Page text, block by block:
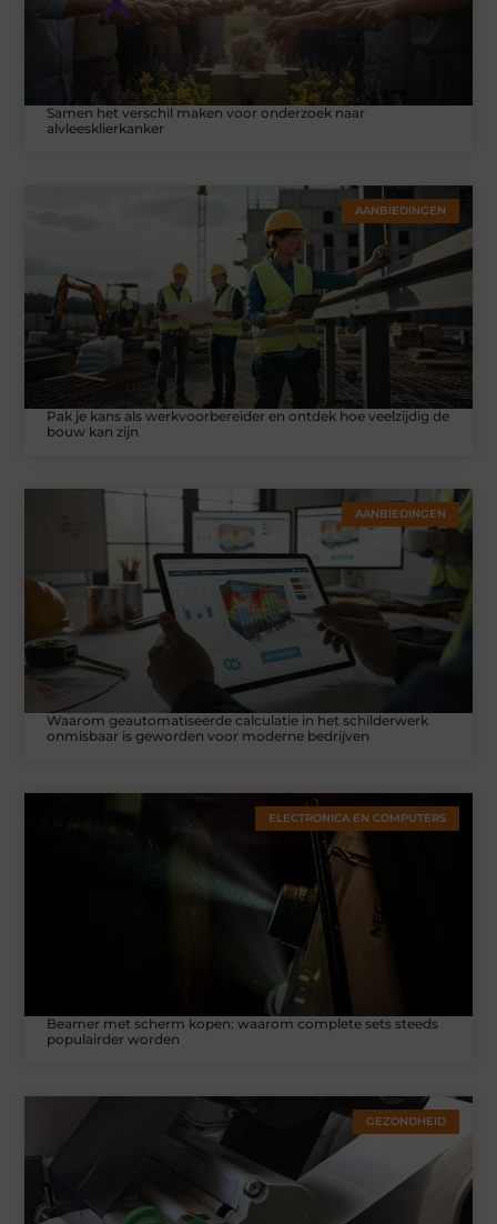
Samen het verschil maken voor onderzoek naar
alvleesklierkanker
AANBIEDINGEN
Pak je kans als werkvoorbereider en ontdek hoe veelzijdig de
bouw kan zijn
AANBIEDINGEN
Waarom geautomatiseerde calculatie in het schilderwerk
onmisbaar is geworden voor moderne bedrijven
ELECTRONICA EN COMPUTERS
Beamer met scherm kopen: waarom complete sets steeds
populairder worden
GEZONDHEID